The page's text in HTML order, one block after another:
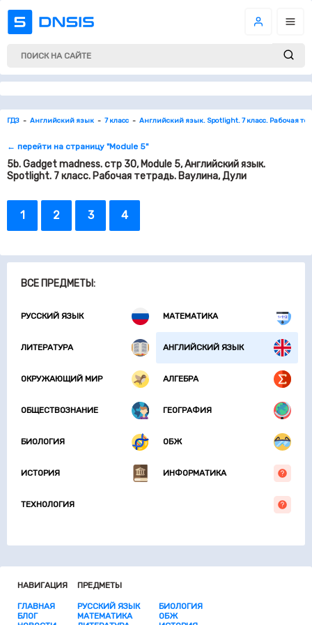
ВСЕ ПРЕДМЕТЫ:
РУССКИЙ ЯЗЫК МАТЕМАТИКА
ЛИТЕРАТУРА АНГЛИЙСКИЙ ЯЗЫК
ОКРУЖАЮЩИЙ МИР АЛГЕБРА
ОБЩЕСТВОЗНАНИЕ ГЕОГРАФИЯ
БИОЛОГИЯ ОБЖ
ИСТОРИЯ ИНФОРМАТИКА
ТЕХНОЛОГИЯ
ГДЗ Английский язык 7 класс Английский язык. Spotlight. 7 класс. Рабочая
← перейти на страницу "Module 5"
5b. Gadget madness. стр 30, Module 5, Английский язык.
Spotlight. 7 класс. Рабочая тетрадь. Ваулина, Дули
1 2 3 4
НАВИГАЦИЯ
ГЛАВНАЯ
БЛОГ
ПРЕДМЕТЫ
РУССКИЙ ЯЗЫК
МАТЕМАТИКА
БИОЛОГИЯ
ОБЖ